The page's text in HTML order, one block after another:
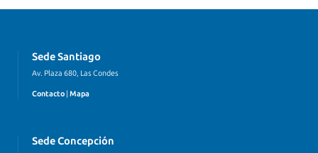
Sede Santiago
Av. Plaza 680, Las Condes
Contacto | Mapa
Sede Concepción